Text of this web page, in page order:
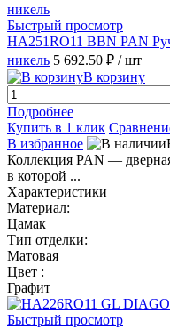
Быстрый просмотр
HA251RO11 BBN PAN
никель 5 692.50 ₽ / шт
В корзину
Подробнее
Купить в 1 клик
В избранное
Коллекция PAN —
в которой ...
Характеристики
Материал:
Цамак
Тип отделки:
Матовая
Цвет :
Графит
Быстрый просмотр